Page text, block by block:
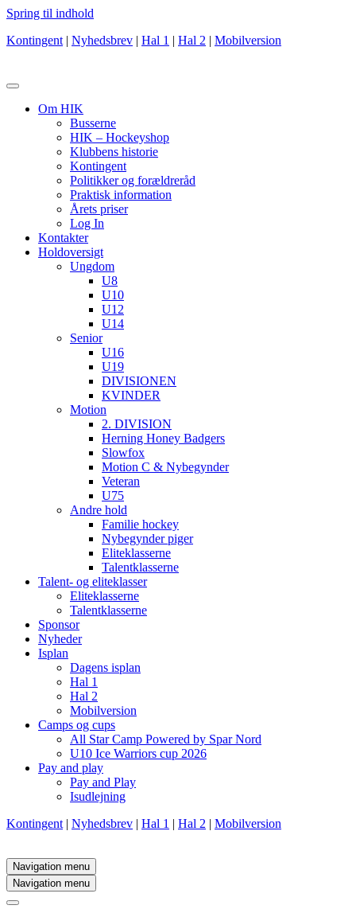
Spring til indhold
Kontingent | Nyhedsbrev | Hal 1 | Hal 2 | Mobilversion
Om HIK
Busserne
HIK – Hockeyshop
Klubbens historie
Kontingent
Politikker og forældreråd
Praktisk information
Årets priser
Log In
Kontakter
Holdoversigt
Ungdom
U8
U10
U12
U14
Senior
U16
U19
DIVISIONEN
KVINDER
Motion
2. DIVISION
Herning Honey Badgers
Slowfox
Motion C & Nybegynder
Veteran
U75
Andre hold
Familie hockey
Nybegynder piger
Eliteklasserne
Talentklasserne
Talent- og eliteklasser
Eliteklasserne
Talentklasserne
Sponsor
Nyheder
Isplan
Dagens isplan
Hal 1
Hal 2
Mobilversion
Camps og cups
All Star Camp Powered by Spar Nord
U10 Ice Warriors cup 2026
Pay and play
Pay and Play
Isudlejning
Kontingent | Nyhedsbrev | Hal 1 | Hal 2 | Mobilversion
Navigation menu
Navigation menu